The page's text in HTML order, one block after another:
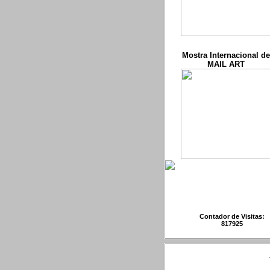
Mostra Internacional de
MAIL ART
Contador de Visitas:
817925